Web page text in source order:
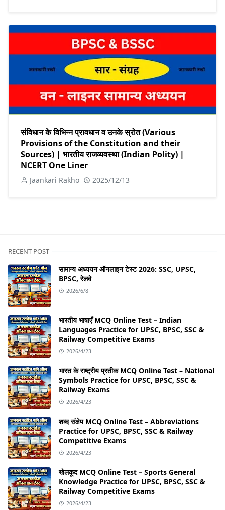
संविधान के विभिन्न प्रावधान व उनके स्रोत (Various
Provisions of the Constitution and their
Sources) | भारतीय राजव्यवस्था (Indian Polity) |
NCERT One Liner
Jaankari Rakho 2025/12/13
RECENT POST
सामान्य अध्ययन ऑनलाइन टेस्ट 2026: SSC, UPSC,
BPSC, रेलवे
2026/6/8
भारतीय भाषाएँ MCQ Online Test – Indian
Languages Practice for UPSC, BPSC, SSC &
Railway Competitive Exams
2026/4/23
भारत के राष्ट्रीय प्रतीक MCQ Online Test – National
Symbols Practice for UPSC, BPSC, SSC &
Railway Exams
2026/4/23
शब्द संक्षेप MCQ Online Test – Abbreviations
Practice for UPSC, BPSC, SSC & Railway
Competitive Exams
2026/4/23
खेलकूद MCQ Online Test – Sports General
Knowledge Practice for UPSC, BPSC, SSC &
Railway Competitive Exams
2026/4/23